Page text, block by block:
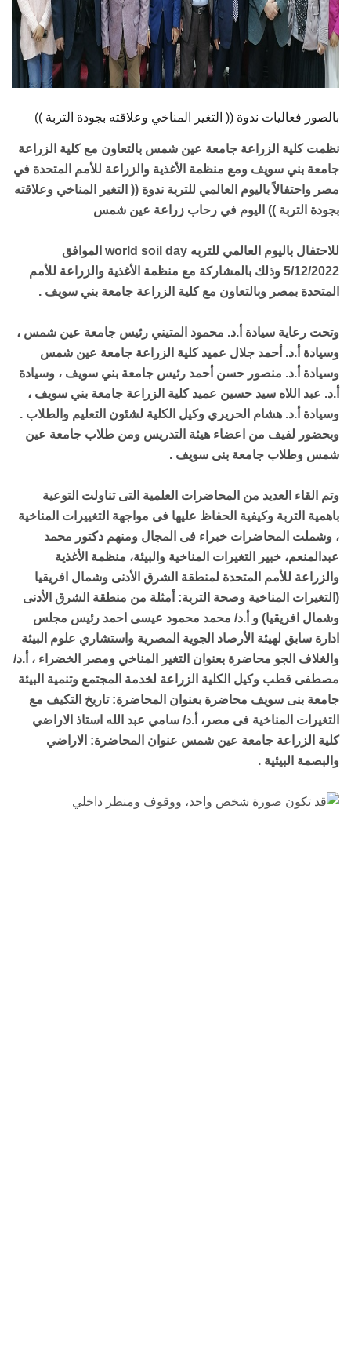
بالصور فعاليات ندوة (( التغير المناخي وعلاقته بجودة التربة ))
نظمت كلية الزراعة جامعة عين شمس بالتعاون مع كلية الزراعة
جامعة بني سويف ومع منظمة الأغذية والزراعة للأمم المتحدة في
مصر واحتفالاً باليوم العالمي للتربة ندوة (( التغير المناخي وعلاقته
بجودة التربة )) اليوم في رحاب زراعة عين شمس
للاحتفال باليوم العالمي للتربه world soil day الموافق
5/12/2022 وذلك بالمشاركة مع منظمة الأغذية والزراعة للأمم
المتحدة بمصر وبالتعاون مع كلية الزراعة جامعة بني سويف .
وتحت رعاية سيادة أ.د. محمود المتيني رئيس جامعة عين شمس ،
وسيادة أ.د. أحمد جلال عميد كلية الزراعة جامعة عين شمس
وسيادة أ.د. منصور حسن أحمد رئيس جامعة بني سويف ، وسيادة
أ.د. عبد اللاه سيد حسين عميد كلية الزراعة جامعة بني سويف ،
وسيادة أ.د. هشام الحريري وكيل الكلية لشئون التعليم والطلاب .
وبحضور لفيف من اعضاء هيئة التدريس ومن طلاب جامعة عين
شمس وطلاب جامعة بنى سويف .
وتم القاء العديد من المحاضرات العلمية التى تناولت التوعية
باهمية التربة وكيفية الحفاظ عليها فى مواجهة التغييرات المناخية
، وشملت المحاضرات خبراء فى المجال ومنهم دكتور محمد
عبدالمنعم، خبير التغيرات المناخية والبيئة، منظمة الأغذية
والزراعة للأمم المتحدة لمنطقة الشرق الأدنى وشمال افريقيا
(التغيرات المناخية وصحة التربة: أمثلة من منطقة الشرق الأدنى
وشمال افريقيا) و أ.د/ محمد محمود عيسى احمد رئيس مجلس
ادارة سابق لهيئة الأرصاد الجوية المصرية واستشاري علوم البيئة
والغلاف الجو محاضرة بعنوان التغير المناخي ومصر الخضراء ، أ.د/
مصطفى قطب وكيل الكلية الزراعة لخدمة المجتمع وتنمية البيئة
جامعة بنى سويف محاضرة بعنوان المحاضرة: تاريخ التكيف مع
التغيرات المناخية فى مصر، أ.د/ سامي عبد الله استاذ الاراضي
كلية الزراعة جامعة عين شمس عنوان المحاضرة: الاراضي
والبصمة البيئية .